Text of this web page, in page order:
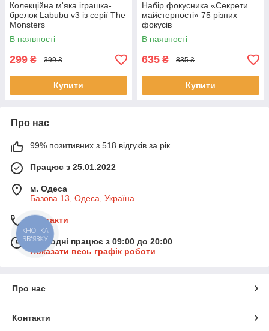
Колекційна м'яка іграшка-
брелок Labubu v3 із серії The
Monsters
В наявності
299 ₴ 399 ₴
Купити
Набір фокусника «Секрети
майстерності» 75 різних
фокусів
В наявності
635 ₴ 835 ₴
Купити
Про нас
99% позитивних з 518 відгуків за рік
Працює з 25.01.2022
м. Одеса
Базова 13, Одеса, Україна
Контакти
Сьогодні працює з 09:00 до 20:00
Показати весь графік роботи
Про нас
Контакти
КНОПКА
ЗВ'ЯЗКУ